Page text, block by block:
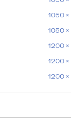
1050 ×
1050 ×
1200 ×
1200
1200